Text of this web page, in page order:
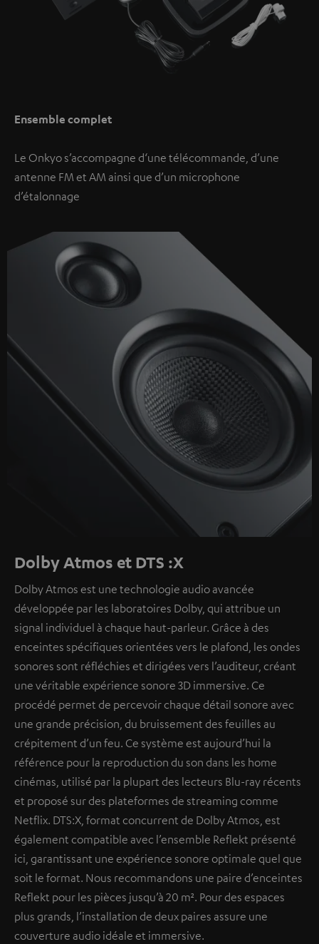
Ensemble complet
Le Onkyo s’accompagne d‘une télécommande, d’une
antenne FM et AM ainsi que d’un microphone
d’étalonnage
Dolby Atmos et DTS :X
Dolby Atmos est une technologie audio avancée
développée par les laboratoires Dolby, qui attribue un
signal individuel à chaque haut-parleur. Grâce à des
enceintes spécifiques orientées vers le plafond, les ondes
sonores sont réfléchies et dirigées vers l’auditeur, créant
une véritable expérience sonore 3D immersive. Ce
procédé permet de percevoir chaque détail sonore avec
une grande précision, du bruissement des feuilles au
crépitement d’un feu. Ce système est aujourd’hui la
référence pour la reproduction du son dans les home
cinémas, utilisé par la plupart des lecteurs Blu-ray récents
et proposé sur des plateformes de streaming comme
Netflix. DTS:X, format concurrent de Dolby Atmos, est
également compatible avec l’ensemble Reflekt présenté
ici, garantissant une expérience sonore optimale quel que
soit le format. Nous recommandons une paire d’enceintes
Reflekt pour les pièces jusqu’à 20 m². Pour des espaces
plus grands, l’installation de deux paires assure une
couverture audio idéale et immersive.